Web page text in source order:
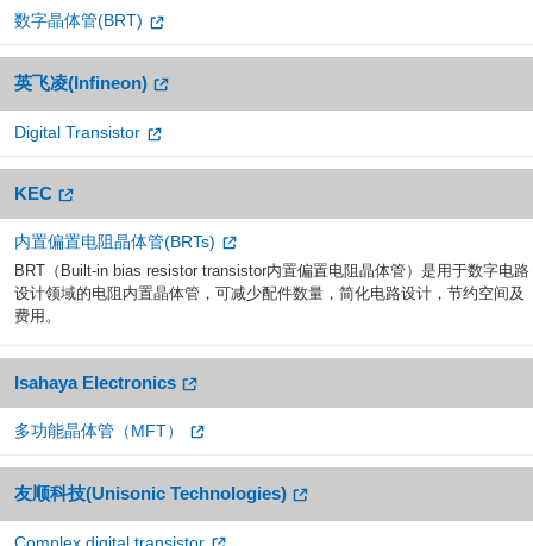
数字晶体管(BRT)
英飞凌(Infineon)
Digital Transistor
KEC
内置偏置电阻晶体管(BRTs)
BRT（Built-in bias resistor transistor内置偏置电阻晶体管）是用于数字电路
设计领域的电阻内置晶体管，可减少配件数量，简化电路设计，节约空间及
费用。
Isahaya Electronics
多功能晶体管（MFT）
友顺科技(Unisonic Technologies)
Complex digital transistor